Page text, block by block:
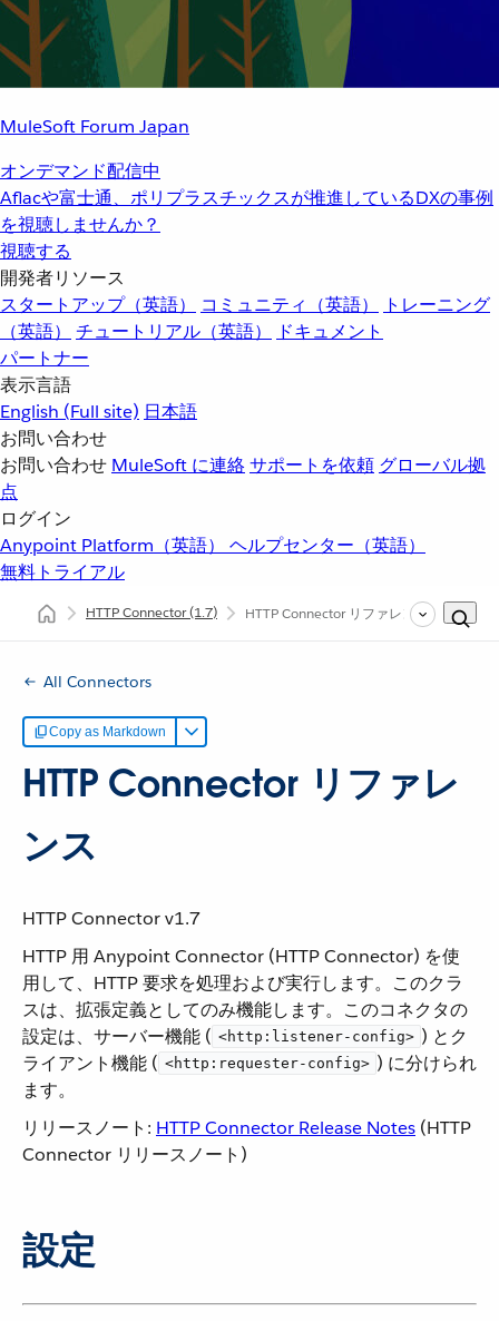
MuleSoft Forum Japan
オンデマンド配信中
Aflacや富士通、ポリプラスチックスが推進しているDXの事例
を視聴しませんか？
視聴する
開発者リソース
スタートアップ（英語）
コミュニティ（英語）
トレーニング
（英語）
チュートリアル（英語）
ドキュメント
パートナー
表示言語
English (Full site) 日本語
お問い合わせ
お問い合わせ MuleSoft に連絡サポートを依頼 グローバル拠
点
ログイン
Anypoint Platform（英語） ヘルプセンター（英語）
無料トライアル
HTTP Connector(1.7) HTTP Connector リファレンス
All Connectors
Copy as Markdown
HTTP Connector リファレ
ンス
HTTP Connector v1.7
HTTP 用 Anypoint Connector (HTTP Connector) を使
用して、HTTP 要求を処理および実行します。このクラ
スは、拡張定義としてのみ機能します。このコネクタの
設定は、サーバー機能 (​ <http:listener-config> ​) とク
ライアント機能 (​ <http:requester-config> ​) に分けられ
ます。
リリースノート: HTTP Connector Release Notes ​ (HTTP
Connector リリースノート)
設定